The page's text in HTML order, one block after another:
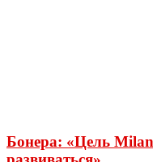
Бонера: «Цель